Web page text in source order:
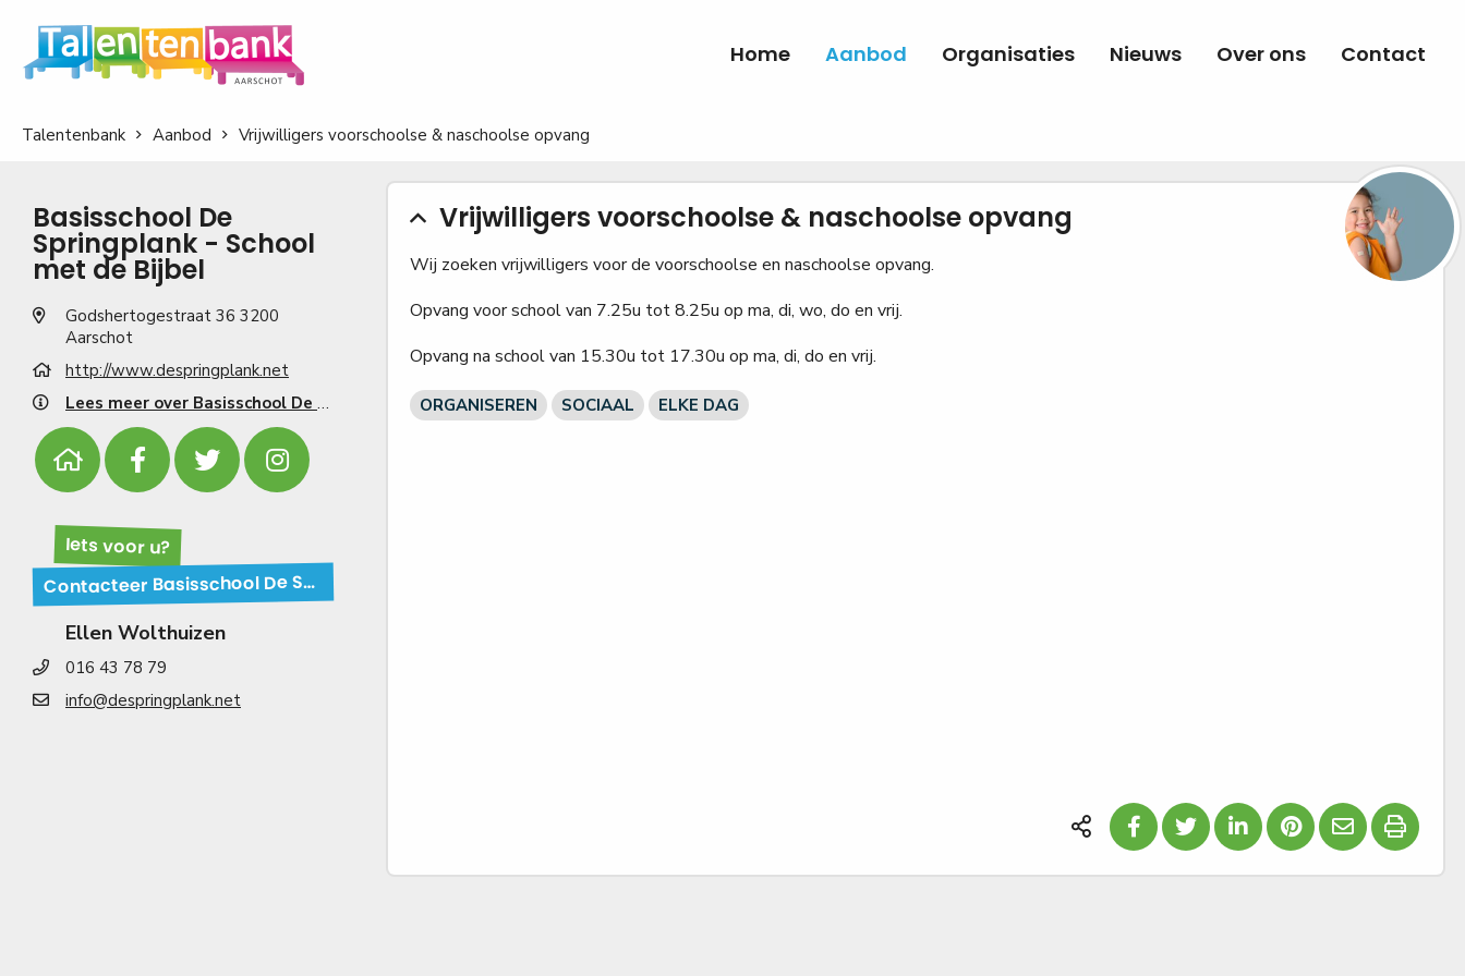
Home Aanbod Organisaties Nieuws Over ons Contact
Talentenbank Aanbod Vrijwilligers voorschoolse & naschoolse opvang
Basisschool De
Springplank - School
met de Bijbel
Godshertogestraat 36 3200
Aarschot
http://www.despringplank.net
Lees meer over Basisschool De Springplank - School met de Bijbel
Iets voor u?
Contacteer Basisschool De Springplank - School met de Bijbel!
Ellen Wolthuizen
016 43 78 79
info@despringplank.net
Vrijwilligers voorschoolse & naschoolse opvang
Wij zoeken vrijwilligers voor de voorschoolse en naschoolse opvang.
Opvang voor school van 7.25u tot 8.25u op ma, di, wo, do en vrij.
Opvang na school van 15.30u tot 17.30u op ma, di, do en vrij.
ORGANISEREN SOCIAAL ELKE DAG